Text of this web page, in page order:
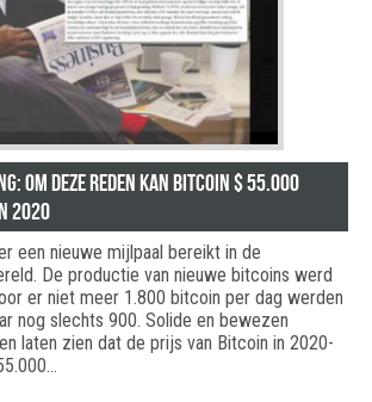
om deze reden kan Bitcoin $ 55.000
2020
een nieuwe mijlpaal bereikt in de
De productie van nieuwe bitcoins werd
er niet meer 1.800 bitcoin per dag werden
nog slechts 900. Solide en bewezen
laten zien dat de prijs van Bitcoin in 2020-